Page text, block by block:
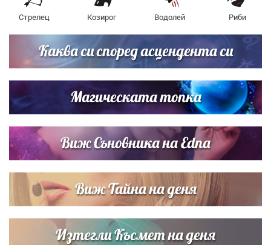
Стрелец Козирог Водолей Риби
Каква си според асцендента си
Магическата топка
Виж Съновника на Edna
Виж Тайна на деня
Изтегли Късмет на деня